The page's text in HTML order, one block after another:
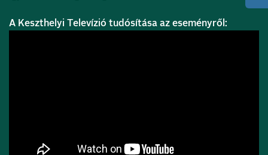
A Keszthelyi Televízió tudósítása az eseményről: